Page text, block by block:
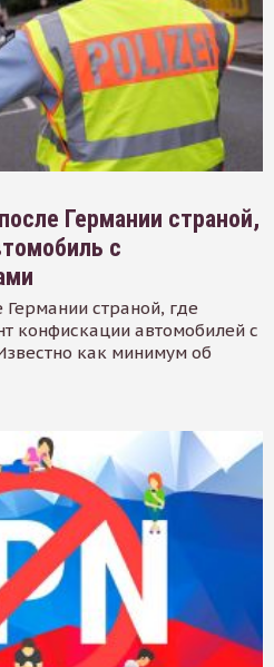
Германии страной,
с
Германии страной, где
конфискации автомобилей с
как минимум об